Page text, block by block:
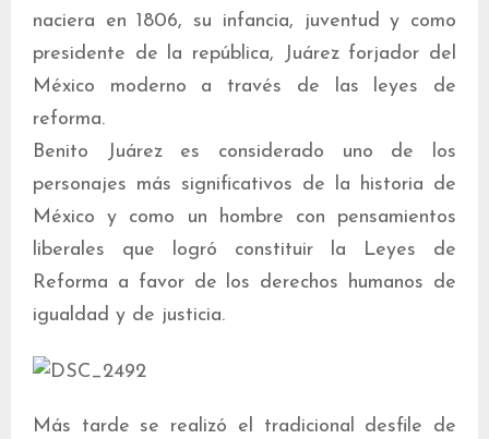
naciera en 1806, su infancia, juventud y como
presidente de la república, Juárez forjador del
México moderno a través de las leyes de
reforma.
Benito Juárez es considerado uno de los
personajes más significativos de la historia de
México y como un hombre con pensamientos
liberales que logró constituir la Leyes de
Reforma a favor de los derechos humanos de
igualdad y de justicia.
Más tarde se realizó el tradicional desfile de